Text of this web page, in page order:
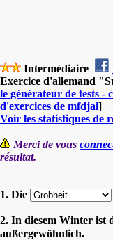
Intermédiaire
Exercice d'allemand
le générateur de tests -
d'exercices de mfdjai]
Voir les statistiques de
Merci de vous
résultat.
1. Die
2. In diesem Winter ist
außergewöhnlich.